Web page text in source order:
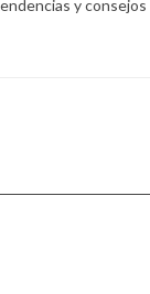
y consejos